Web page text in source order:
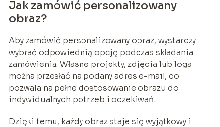
Jak zamówić personalizowany
obraz?
Aby zamówić personalizowany obraz, wystarczy
wybrać odpowiednią opcję podczas składania
zamówienia. Własne projekty, zdjęcia lub loga
można przesłać na podany adres e-mail, co
pozwala na pełne dostosowanie obrazu do
indywidualnych potrzeb i oczekiwań.
Dzięki temu, każdy obraz staje się wyjątkowy i